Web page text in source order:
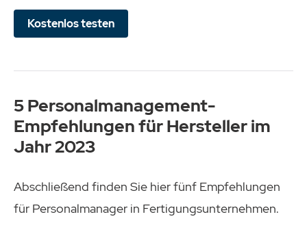
Kostenlos testen
5 Personalmanagement-
Empfehlungen für Hersteller im
Jahr 2023
Abschließend finden Sie hier fünf Empfehlungen
für Personalmanager in Fertigungsunternehmen.